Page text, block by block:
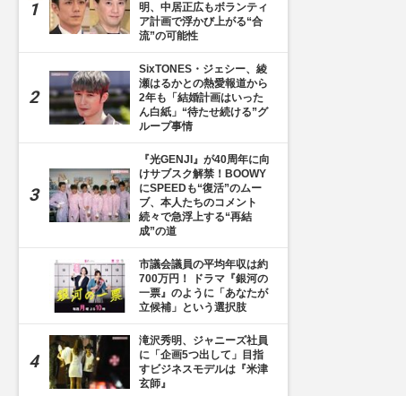
明、中居正広もボランティ
ア計画で浮かび上がる“合
流”の可能性
SixTONES・ジェシー、綾
瀬はるかとの熱愛報道から
2年も「結婚計画はいった
ん白紙」“待たせ続ける”グ
ループ事情
『光GENJI』が40周年に向
けサブスク解禁！BOOWY
にSPEEDも“復活”のムー
ブ、本人たちのコメント
続々で急浮上する“再結
成”の道
市議会議員の平均年収は約
700万円！ ドラマ『銀河の
一票』のように「あなたが
立候補」という選択肢
滝沢秀明、ジャニーズ社員
に「企画5つ出して」目指
すビジネスモデルは『米津
玄師』